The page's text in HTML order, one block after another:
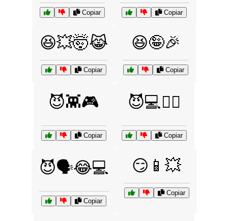
Copiar Copiar
😆💥🤯😹
Copiar
😆🤪🎉
Copiar
😈👾🎮
Copiar
😈💻🕵️‍♂️
Copiar
😈🗣️😂💻
Copiar
😏📱💥
Copiar